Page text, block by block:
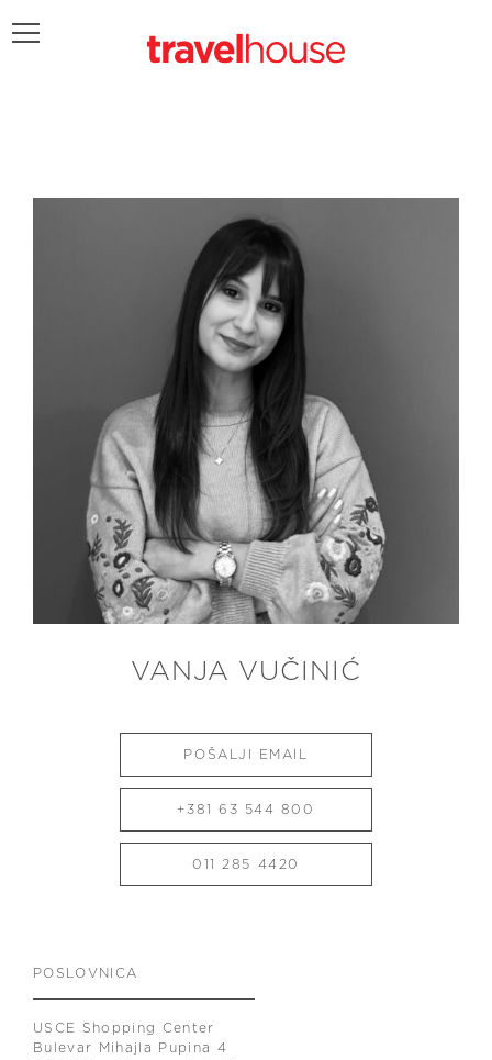
VANJA VUČINIĆ
POŠALJI EMAIL
+381 63 544 800
011 285 4420
POSLOVNICA
USCE Shopping Center
Bulevar Mihajla Pupina 4